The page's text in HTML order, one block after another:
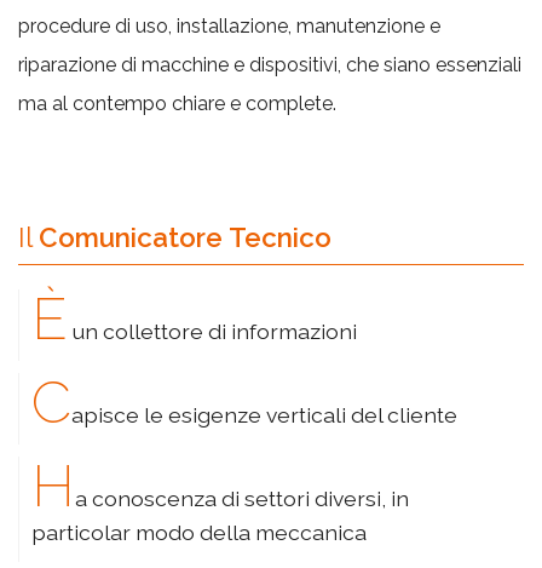
procedure di uso, installazione, manutenzione e
riparazione di macchine e dispositivi, che siano essenziali
ma al contempo chiare e complete.
IlComunicatore Tecnico
è un collettore di informazioni
capisce le esigenze verticali del cliente
h a conoscenza di settori diversi, in
particolar modo della meccanica